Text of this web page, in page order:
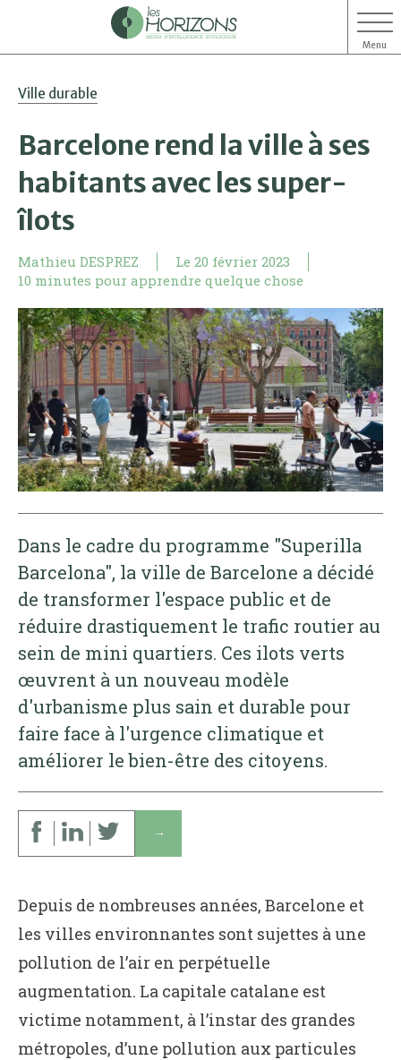
Menu
Ville durable
Barcelone rend la ville à ses
habitants avec les super-
îlots
Mathieu DESPREZ Le 20 février 2023
10 minutes pour apprendre quelque chose
Dans le cadre du programme "Superilla
Barcelona", la ville de Barcelone a décidé
de transformer l'espace public et de
réduire drastiquement le trafic routier au
sein de mini quartiers. Ces ilots verts
œuvrent à un nouveau modèle
d'urbanisme plus sain et durable pour
faire face à l'urgence climatique et
améliorer le bien-être des citoyens.
↓
Depuis de nombreuses années, Barcelone et
les villes environnantes sont sujettes à une
pollution de l’air en perpétuelle
augmentation. La capitale catalane est
victime notamment, à l’instar des grandes
métropoles, d’une pollution aux particules